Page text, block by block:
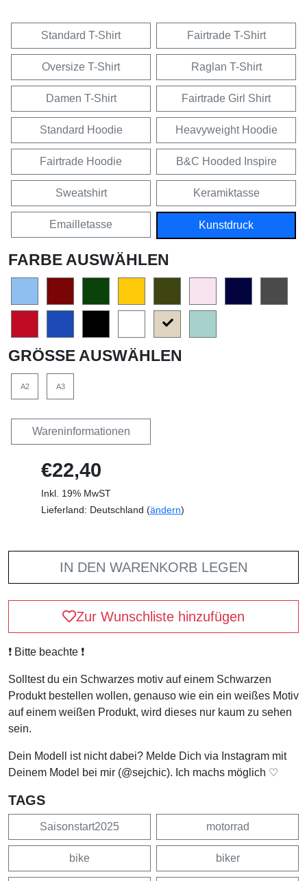
Standard T-Shirt Fairtrade T-Shirt
Oversize T-Shirt Raglan T-Shirt
Damen T-Shirt Fairtrade Girl Shirt
Standard Hoodie Heavyweight Hoodie
Fairtrade Hoodie B&C Hooded Inspire
Sweatshirt Keramiktasse
Emailletasse Kunstdruck
FARBE AUSWÄHLEN
GRÖSSE AUSWÄHLEN
A2 A3
Wareninformationen
€22,40
Inkl. 19% MwST
Lieferland: Deutschland (ändern)
IN DEN WARENKORB LEGEN
Zur Wunschliste hinzufügen
❗️ Bitte beachte ❗️
Solltest du ein Schwarzes motiv auf einem Schwarzen
Produkt bestellen wollen, genauso wie ein ein weißes Motiv
auf einem weißen Produkt, wird dieses nur kaum zu sehen
sein.
Dein Modell ist nicht dabei? Melde Dich via Instagram mit
Deinem Model bei mir (@sejchic). Ich machs möglich ♡
TAGS
Saisonstart2025 motorrad
bike biker